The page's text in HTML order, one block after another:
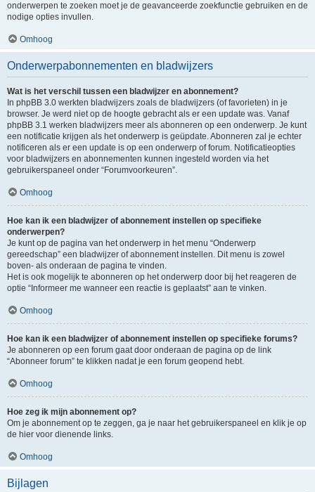
onderwerpen te zoeken moet je de geavanceerde zoekfunctie gebruiken en de
nodige opties invullen.
Omhoog
Onderwerpabonnementen en bladwijzers
Wat is het verschil tussen een bladwijzer en abonnement?
In phpBB 3.0 werkten bladwijzers zoals de bladwijzers (of favorieten) in je
browser. Je werd niet op de hoogte gebracht als er een update was. Vanaf
phpBB 3.1 werken bladwijzers meer als abonneren op een onderwerp. Je kunt
een notificatie krijgen als het onderwerp is geüpdate. Abonneren zal je echter
notificeren als er een update is op een onderwerp of forum. Notificatieopties
voor bladwijzers en abonnementen kunnen ingesteld worden via het
gebruikerspaneel onder “Forumvoorkeuren”.
Omhoog
Hoe kan ik een bladwijzer of abonnement instellen op specifieke
onderwerpen?
Je kunt op de pagina van het onderwerp in het menu “Onderwerp
gereedschap” een bladwijzer of abonnement instellen. Dit menu is zowel
boven- als onderaan de pagina te vinden.
Het is ook mogelijk te abonneren op het onderwerp door bij het reageren de
optie “Informeer me wanneer een reactie is geplaatst” aan te vinken.
Omhoog
Hoe kan ik een bladwijzer of abonnement instellen op specifieke forums?
Je abonneren op een forum gaat door onderaan de pagina op de link
“Abonneer forum” te klikken nadat je een forum geopend hebt.
Omhoog
Hoe zeg ik mijn abonnement op?
Om je abonnement op te zeggen, ga je naar het gebruikerspaneel en klik je op
de hier voor dienende links.
Omhoog
Bijlagen